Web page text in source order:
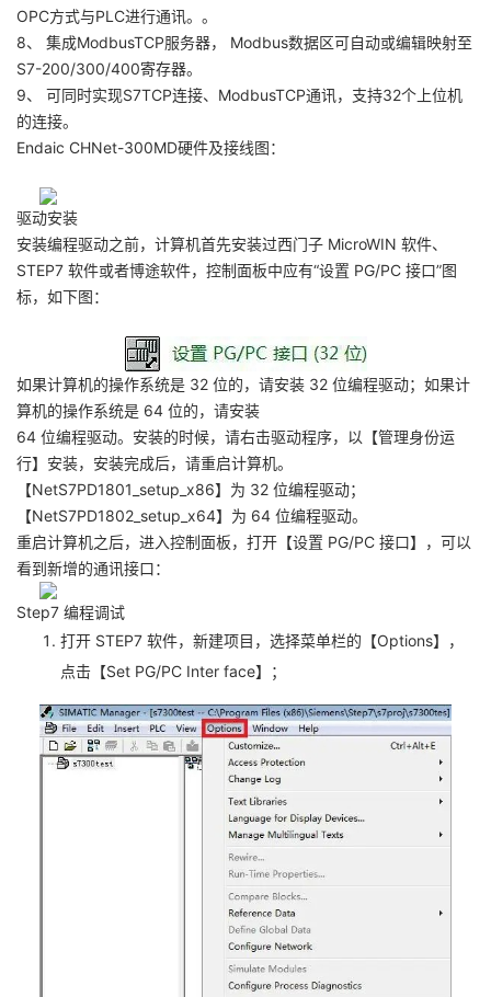
OPC方式与PLC进行通讯。。
8、 集成ModbusTCP服务器， Modbus数据区可自动或编辑映射至
S7-200/300/400寄存器。
9、 可同时实现S7TCP连接、ModbusTCP通讯，支持32个上位机
的连接。
Endaic CHNet-300MD硬件及接线图：
驱动安装
安装编程驱动之前，计算机首先安装过西门子 MicroWIN 软件、
STEP7 软件或者博途软件，控制面板中应有“设置 PG/PC 接口”图
标，如下图：
如果计算机的操作系统是 32 位的，请安装 32 位编程驱动；如果计
算机的操作系统是 64 位的，请安装
64 位编程驱动。安装的时候，请右击驱动程序，以【管理身份运
行】安装，安装完成后，请重启计算机。
【NetS7PD1801_setup_x86】为 32 位编程驱动；
【NetS7PD1802_setup_x64】为 64 位编程驱动。
重启计算机之后，进入控制面板，打开【设置 PG/PC 接口】，可以
看到新增的通讯接口：
Step7 编程调试
打开 STEP7 软件，新建项目，选择菜单栏的【Options】，
点击【Set PG/PC Inter face】；